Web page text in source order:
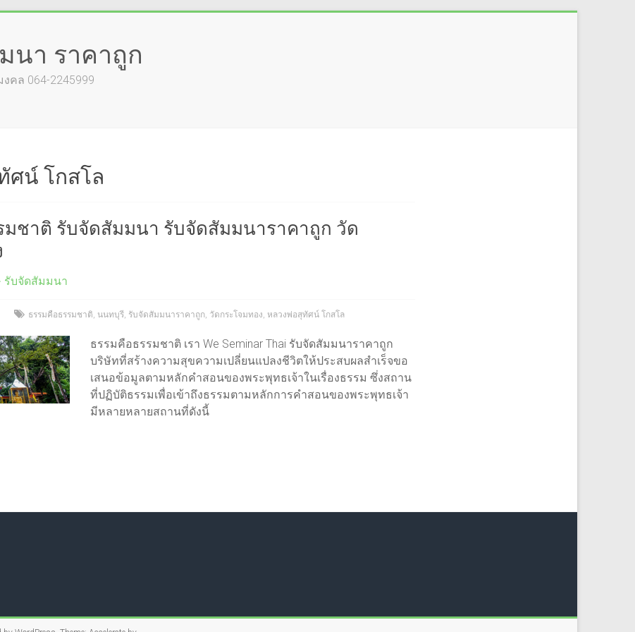
นา ราคาถูก
คล 064-2245999
ศน์ โกสโล
มชาติ รับจัดสัมมนา รับจัดสัมมนาราคาถูก วัด
รับจัดสัมมนา
ธรรมคือธรรมชาติ, นนทบุรี, รับจัดสัมมนาราคาถูก, วัดกระโจมทอง, หลวงพ่อสุทัศน์ โกสโล
ธรรมคือธรรมชาติ เรา We Seminar Thai รับจัดสัมมนาราคาถูก
บริษัทที่สร้างความสุขความเปลี่ยนแปลงชีวิตให้ประสบผลสำเร็จขอ
เสนอข้อมูลตามหลักคำสอนของพระพุทธเจ้าในเรื่องธรรม ซึ่งสถาน
ที่ปฏิบัติธรรมเพื่อเข้าถึงธรรมตามหลักการคำสอนของพระพุทธเจ้า
มีหลายหลายสถานที่ดังนี้